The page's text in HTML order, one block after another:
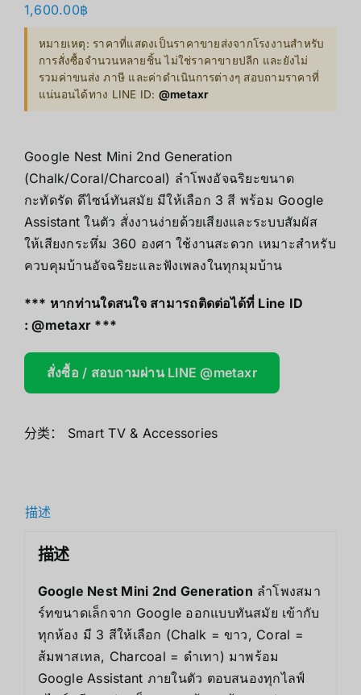
1,600.00฿
หมายเหตุ: ราคาที่แสดงเป็นราคาขายส่งจากโรงงานสำหรับ
การสั่งซื้อจำนวนหลายชิ้น ไม่ใช่ราคาขายปลีก และยังไม่
รวมค่าขนส่ง ภาษี และค่าดำเนินการต่างๆ สอบถามราคาที่
แน่นอนได้ทาง LINE ID: @metaxr
Google Nest Mini 2nd Generation
(Chalk/Coral/Charcoal) ลำโพงอัจฉริยะขนาด
กะทัดรัด ดีไซน์ทันสมัย มีให้เลือก 3 สี พร้อม Google
Assistant ในตัว สั่งงานง่ายด้วยเสียงและระบบสัมผัส
ให้เสียงกระหึ่ม 360 องศา ใช้งานสะดวก เหมาะสำหรับ
ควบคุมบ้านอัจฉริยะและฟังเพลงในทุกมุมบ้าน
*** หากท่านใดสนใจ สามารถติดต่อได้ที่ Line ID
:@metaxr ***
สั่งซื้อ / สอบถามผ่าน LINE @metaxr
分类： Smart TV & Accessories
描述
描述
Google Nest Mini 2nd Generation ลำโพงสมา
ร์ทขนาดเล็กจาก Google ออกแบบทันสมัย เข้ากับ
ทุกห้อง มี 3 สีให้เลือก (Chalk = ขาว, Coral =
ส้มพาสเทล, Charcoal = ดำเทา) มาพร้อม
Google Assistant ภายในตัว ตอบสนองทุกไลฟ์